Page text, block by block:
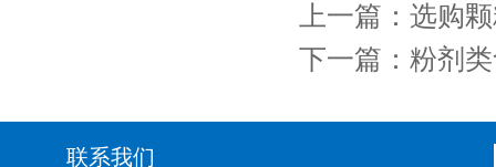
上一篇： 选购
下一篇： 粉剂
联系我们